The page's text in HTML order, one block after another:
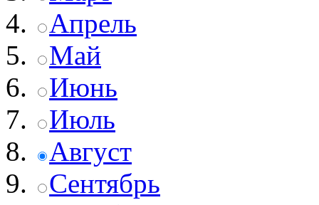
Апрель
Май
Июнь
Июль
Август
Сентябрь